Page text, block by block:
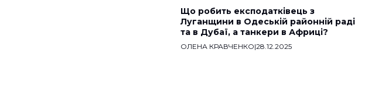
Що робить експодатківець з
Луганщини в Одеській районній раді
та в Дубаї, а танкери в Африці?
ОЛЕНА КРАВЧЕНКО|28.12.2025